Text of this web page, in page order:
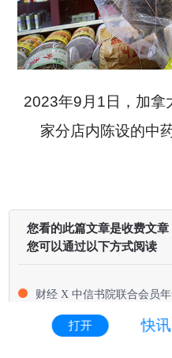
2023年9月1日，加拿
家分店内陈设的中
您看的此篇文章是收费文章
您可以通过以下方式阅读
财经 X 中信书院联合会员
财经 X 中信书院联合会员季
快讯
【港股午评：
午间收盘，恒